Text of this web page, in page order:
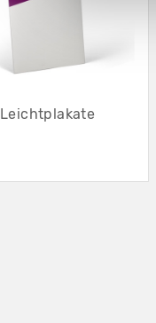
Leichtplakate